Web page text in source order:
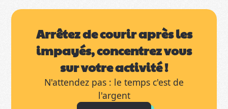
Arrêtez de courir après les
impayés, concentrez vous
sur votre activité !
N'attendez pas : le temps c'est de
l'argent